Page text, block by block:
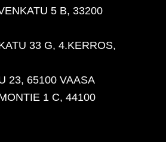
5 B, 33200
33 G, 4.KERROS,
23, 65100 VAASA
1 C, 44100